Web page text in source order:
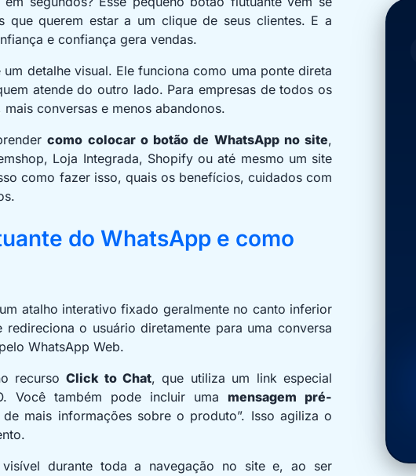
que querem estar a um clique de seus clientes. E a
e confiança gera vendas.
um detalhe visual. Ele funciona como uma ponte direta
atende do outro lado. Para empresas de todos os
conversas e menos abandonos.
como colocar o botão de WhatsApp no site,
Loja Integrada, Shopify ou até mesmo um site
como fazer isso, quais os benefícios, cuidados com
do WhatsApp e como
atalho interativo fixado geralmente no canto inferior
o usuário diretamente para uma conversa
WhatsApp Web.
recursoClick to Chat, que utiliza um link especial
Você também pode incluir uma mensagem pré-
mais informações sobre o produto”. Isso agiliza o
durante toda a navegação no site e, ao ser